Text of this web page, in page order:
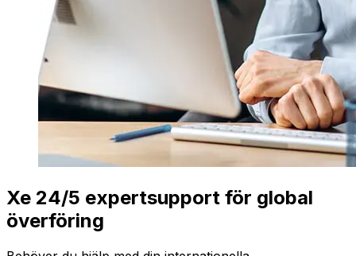
Xe 24/5 expertsupport för global
överföring